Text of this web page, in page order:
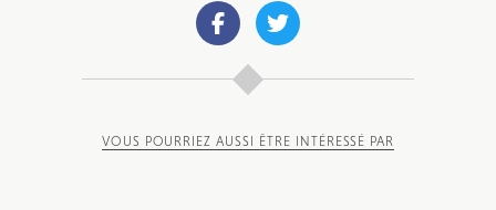
VOUS POURRIEZ AUSSI ÊTRE INTÉRESSÉ PAR